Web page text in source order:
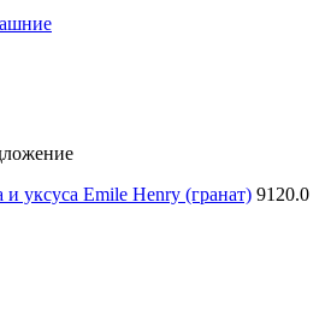
и уксуса Emile Henry (гранат) 9120.0